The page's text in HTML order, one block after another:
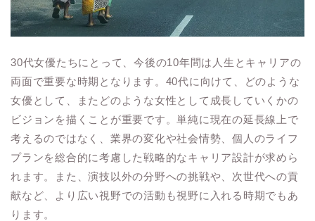
30代女優たちにとって、今後の10年間は人生とキャリアの
両面で重要な時期となります。40代に向けて、どのような
女優として、またどのような女性として成長していくかの
ビジョンを描くことが重要です。単純に現在の延長線上で
考えるのではなく、業界の変化や社会情勢、個人のライフ
プランを総合的に考慮した戦略的なキャリア設計が求めら
れます。また、演技以外の分野への挑戦や、次世代への貢
献など、より広い視野での活動も視野に入れる時期でもあ
ります。